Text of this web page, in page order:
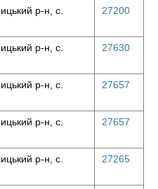
р-н, с.
27200
р-н, с.
27630
р-н, с.
27657
р-н, с.
27657
р-н, с.
27265